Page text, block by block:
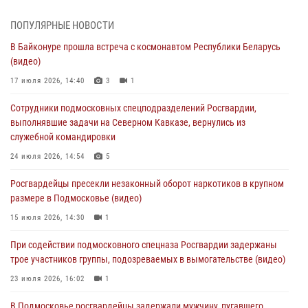
крупную сумму в Подмосковье
31 июля 2026, 13:00
действиях в Подмосковье (видео)
31 июля 2026, 09:00
В Главном управлении Росгвардии по Московской области
образования региональной общественной организации ветеранов
войск правопорядка (видео)
30 июля 2026, 13:00 5
Росгвардейцы задержали нетрезвую автоледи в Подмосковье
30 июля 2026, 08:00 1
ПОПУЛЯРНЫЕ НОВОСТИ
В Байконуре прошла встреча с космонавтом Республики Беларусь
(видео)
17 июля 2026, 14:40 3 1
Сотрудники подмосковных спецподразделений Росгвардии,
выполнявшие задачи на Северном Кавказе, вернулись из
служебной командировки
24 июля 2026, 14:54 5
Росгвардейцы пресекли незаконный оборот наркотиков в крупном
размере в Подмосковье (видео)
15 июля 2026, 14:30 1
При содействии подмосковного спецназа Росгвардии задержаны
трое участников группы, подозреваемых в вымогательстве (видео)
23 июля 2026, 16:02 1
В Подмосковье росгвардейцы задержали мужчину, пугавшего